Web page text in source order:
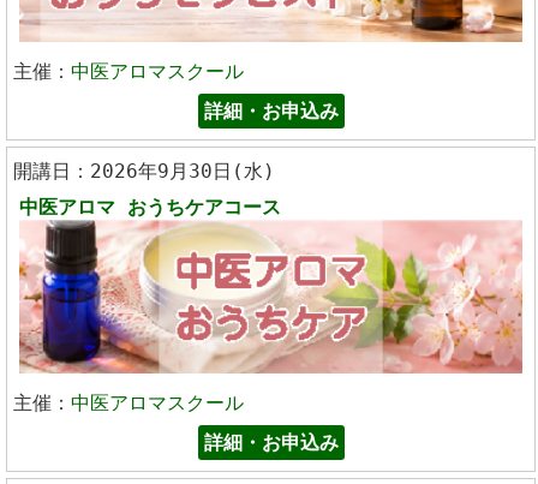
主催： 中医アロマスクール
詳細・お申込み
開講日：2026年9月30日(水)
中医アロマ おうちケアコース
主催： 中医アロマスクール
詳細・お申込み